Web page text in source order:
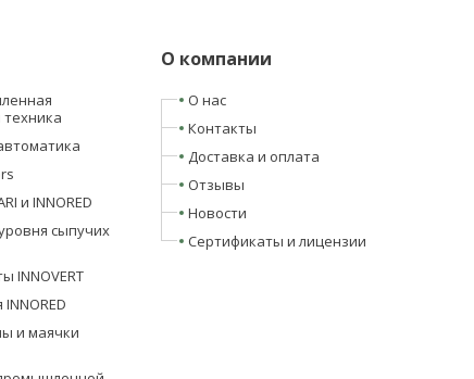
и INNORED
сыпучих
INNOVERT
и маячки
О компании
О нас
Контакты
Доставка и оплата
Отзывы
Новости
Сертификаты и лицензии